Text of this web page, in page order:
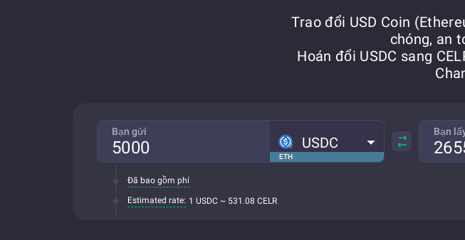
Trao đổi USD Coin
chóng, an
Hoán đổi USDC sang
Bạn gửi
ETH
USDC
Đã bao gồm phí
Estimated rate: 1 USDC ~ 531.08 CELR
Bạn